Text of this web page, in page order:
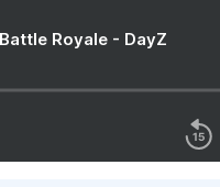
Royale - DayZ